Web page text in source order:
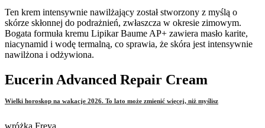
Wielki horoskop na wakacje 2026. To lato może zmienić więcej, niż myślisz
Ten krem intensywnie nawilżający został stworzony z myślą o
skórze skłonnej do podrażnień, zwłaszcza w okresie zimowym.
Bogata formuła kremu Lipikar Baume AP+ zawiera masło karite,
niacynamid i wodę termalną, co sprawia, że skóra jest intensywnie
nawilżona i odżywiona.
Eucerin Advanced Repair Cream